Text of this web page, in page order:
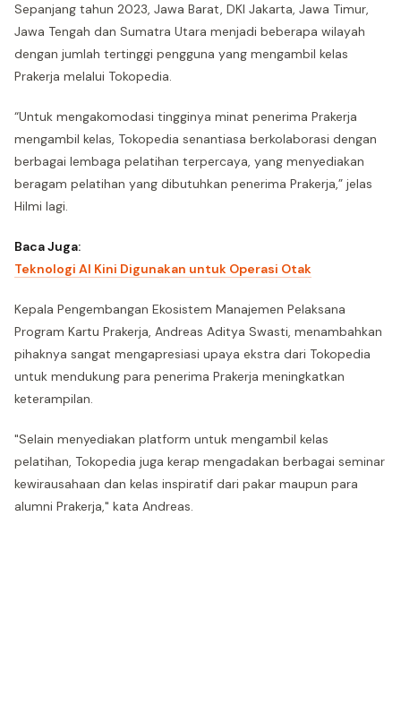
Sepanjang tahun 2023, Jawa Barat, DKI Jakarta, Jawa Timur,
Jawa Tengah dan Sumatra Utara menjadi beberapa wilayah
dengan jumlah tertinggi pengguna yang mengambil kelas
Prakerja melalui Tokopedia.
“Untuk mengakomodasi tingginya minat penerima Prakerja
mengambil kelas, Tokopedia senantiasa berkolaborasi dengan
berbagai lembaga pelatihan terpercaya, yang menyediakan
beragam pelatihan yang dibutuhkan penerima Prakerja,” jelas
Hilmi lagi.
Baca Juga:
Teknologi AI Kini Digunakan untuk Operasi Otak
Kepala Pengembangan Ekosistem Manajemen Pelaksana
Program Kartu Prakerja, Andreas Aditya Swasti, menambahkan
pihaknya sangat mengapresiasi upaya ekstra dari Tokopedia
untuk mendukung para penerima Prakerja meningkatkan
keterampilan.
"Selain menyediakan platform untuk mengambil kelas
pelatihan, Tokopedia juga kerap mengadakan berbagai seminar
kewirausahaan dan kelas inspiratif dari pakar maupun para
alumni Prakerja," kata Andreas.